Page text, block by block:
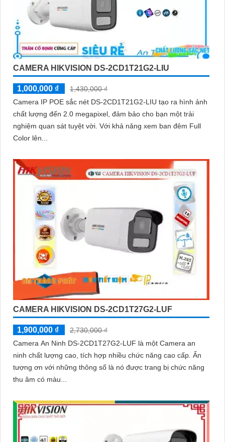
CAMERA HIKVISION DS-2CD1T21G2-LIU
1,000,000 ₫
1,430,000 ₫
Camera IP POE sắc nét DS-2CD1T21G2-LIU tạo ra hình ảnh
chất lượng đến 2.0 megapixel, đảm bảo cho bạn một trải
nghiệm quan sát tuyệt vời. Với khả năng xem ban đêm Full
Color lên...
CAMERA HIKVISION DS-2CD1T27G2-LUF
1,900,000 ₫
2,730,000 ₫
Camera An Ninh DS-2CD1T27G2-LUF là một Camera an
ninh chất lượng cao, tích hợp nhiều chức năng cao cấp. Ấn
tượng ơn với những thông số là nó được trang bị chức năng
thu âm có màu...